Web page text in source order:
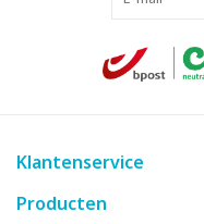
Klantenservice
Producten